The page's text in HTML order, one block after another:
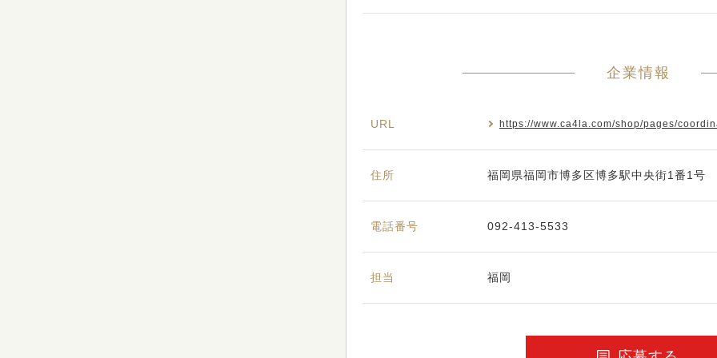
企業情報
URL https://www.ca4la.com/shop/pages/
住所 福岡県福岡市博多区博多駅中央街1番1号
電話番号 092-413-5533
担当 福岡